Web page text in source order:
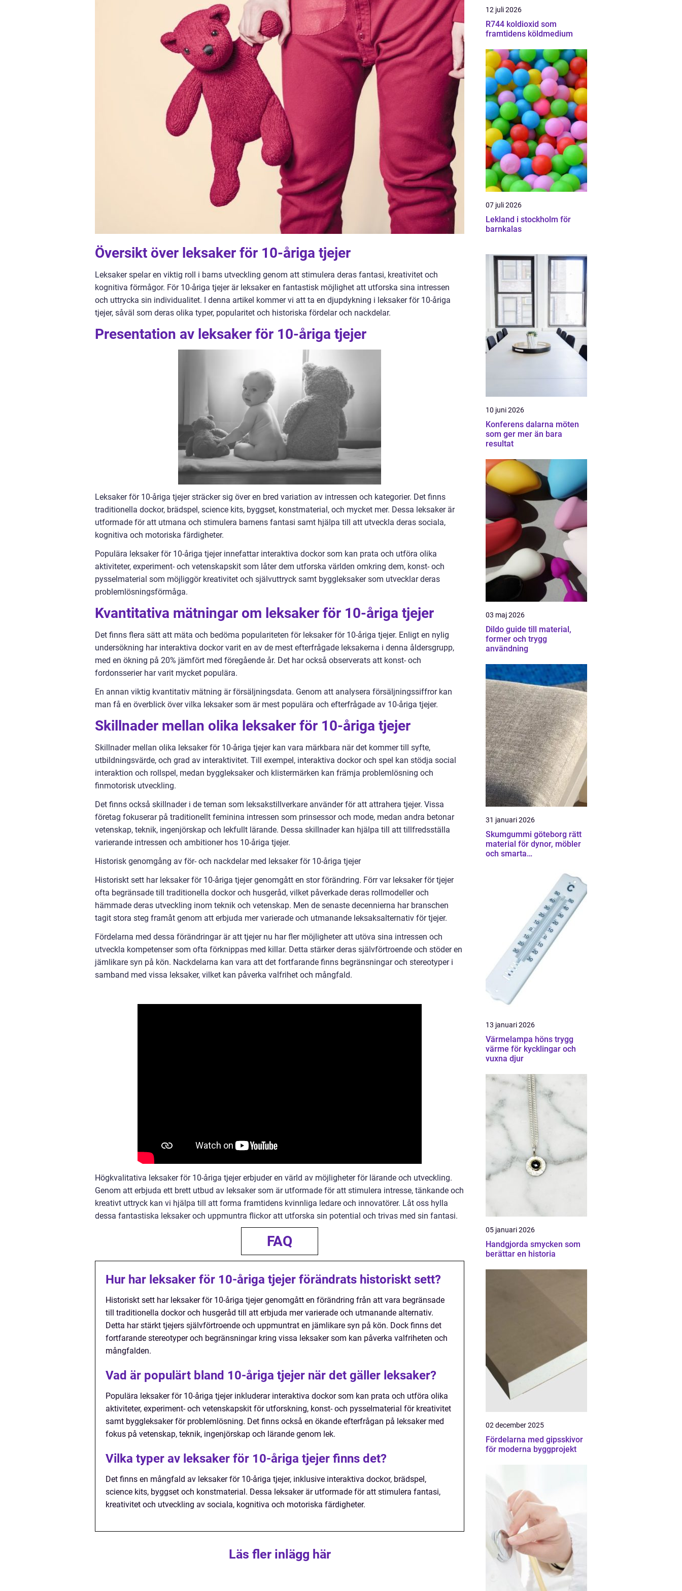
Översikt över leksaker för 10-åriga tjejer
Leksaker spelar en viktig roll i barns utveckling genom att stimulera deras fantasi, kreativitet och
kognitiva förmågor. För 10-åriga tjejer är leksaker en fantastisk möjlighet att utforska sina intressen
och uttrycka sin individualitet. I denna artikel kommer vi att ta en djupdykning i leksaker för 10-åriga
tjejer, såväl som deras olika typer, popularitet och historiska fördelar och nackdelar.
Presentation av leksaker för 10-åriga tjejer
Leksaker för 10-åriga tjejer sträcker sig över en bred variation av intressen och kategorier. Det finns
traditionella dockor, brädspel, science kits, byggset, konstmaterial, och mycket mer. Dessa leksaker är
utformade för att utmana och stimulera barnens fantasi samt hjälpa till att utveckla deras sociala,
kognitiva och motoriska färdigheter.
Populära leksaker för 10-åriga tjejer innefattar interaktiva dockor som kan prata och utföra olika
aktiviteter, experiment- och vetenskapskit som låter dem utforska världen omkring dem, konst- och
pysselmaterial som möjliggör kreativitet och självuttryck samt byggleksaker som utvecklar deras
problemlösningsförmåga.
Kvantitativa mätningar om leksaker för 10-åriga tjejer
Det finns flera sätt att mäta och bedöma populariteten för leksaker för 10-åriga tjejer. Enligt en nylig
undersökning har interaktiva dockor varit en av de mest efterfrågade leksakerna i denna åldersgrupp,
med en ökning på 20% jämfört med föregående år. Det har också observerats att konst- och
fordonsserier har varit mycket populära.
En annan viktig kvantitativ mätning är försäljningsdata. Genom att analysera försäljningssiffror kan
man få en överblick över vilka leksaker som är mest populära och efterfrågade av 10-åriga tjejer.
Skillnader mellan olika leksaker för 10-åriga tjejer
Skillnader mellan olika leksaker för 10-åriga tjejer kan vara märkbara när det kommer till syfte,
utbildningsvärde, och grad av interaktivitet. Till exempel, interaktiva dockor och spel kan stödja social
interaktion och rollspel, medan byggleksaker och klistermärken kan främja problemlösning och
finmotorisk utveckling.
Det finns också skillnader i de teman som leksakstillverkare använder för att attrahera tjejer. Vissa
företag fokuserar på traditionellt feminina intressen som prinsessor och mode, medan andra betonar
vetenskap, teknik, ingenjörskap och lekfullt lärande. Dessa skillnader kan hjälpa till att tillfredsställa
varierande intressen och ambitioner hos 10-åriga tjejer.
Historisk genomgång av för- och nackdelar med leksaker för 10-åriga tjejer
Historiskt sett har leksaker för 10-åriga tjejer genomgått en stor förändring. Förr var leksaker för tjejer
ofta begränsade till traditionella dockor och husgeråd, vilket påverkade deras rollmodeller och
hämmade deras utveckling inom teknik och vetenskap. Men de senaste decennierna har branschen
tagit stora steg framåt genom att erbjuda mer varierade och utmanande leksaksalternativ för tjejer.
Fördelarna med dessa förändringar är att tjejer nu har fler möjligheter att utöva sina intressen och
utveckla kompetenser som ofta förknippas med killar. Detta stärker deras självförtroende och stöder en
jämlikare syn på kön. Nackdelarna kan vara att det fortfarande finns begränsningar och stereotyper i
samband med vissa leksaker, vilket kan påverka valfrihet och mångfald.
Högkvalitativa leksaker för 10-åriga tjejer erbjuder en värld av möjligheter för lärande och utveckling.
Genom att erbjuda ett brett utbud av leksaker som är utformade för att stimulera intresse, tänkande och
kreativt uttryck kan vi hjälpa till att forma framtidens kvinnliga ledare och innovatörer. Låt oss hylla
dessa fantastiska leksaker och uppmuntra flickor att utforska sin potential och trivas med sin fantasi.
FAQ
Hur har leksaker för 10-åriga tjejer förändrats historiskt sett?
Historiskt sett har leksaker för 10-åriga tjejer genomgått en förändring från att vara begränsade
till traditionella dockor och husgeråd till att erbjuda mer varierade och utmanande alternativ.
Detta har stärkt tjejers självförtroende och uppmuntrat en jämlikare syn på kön. Dock finns det
fortfarande stereotyper och begränsningar kring vissa leksaker som kan påverka valfriheten och
mångfalden.
Vad är populärt bland 10-åriga tjejer när det gäller leksaker?
Populära leksaker för 10-åriga tjejer inkluderar interaktiva dockor som kan prata och utföra olika
aktiviteter, experiment- och vetenskapskit för utforskning, konst- och pysselmaterial för kreativitet
samt byggleksaker för problemlösning. Det finns också en ökande efterfrågan på leksaker med
fokus på vetenskap, teknik, ingenjörskap och lärande genom lek.
Vilka typer av leksaker för 10-åriga tjejer finns det?
Det finns en mångfald av leksaker för 10-åriga tjejer, inklusive interaktiva dockor, brädspel,
science kits, byggset och konstmaterial. Dessa leksaker är utformade för att stimulera fantasi,
kreativitet och utveckling av sociala, kognitiva och motoriska färdigheter.
Läs fler inlägg här
12 juli 2026
R744 koldioxid som
framtidens köldmedium
07 juli 2026
Lekland i stockholm för
barnkalas
10 juni 2026
Konferens dalarna möten
som ger mer än bara
resultat
03 maj 2026
Dildo guide till material,
former och trygg
användning
31 januari 2026
Skumgummi göteborg rätt
material för dynor, möbler
och smarta
13 januari 2026
Värmelampa höns trygg
värme för kycklingar och
vuxna djur
05 januari 2026
Handgjorda smycken som
berättar en historia
02 december 2025
Fördelarna med gipsskivor
för moderna byggprojekt